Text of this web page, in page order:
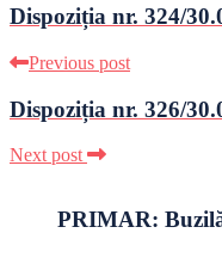
Dispoziția nr. 324/
Previous post
Dispoziția nr. 326/
Next post
PRIMAR: